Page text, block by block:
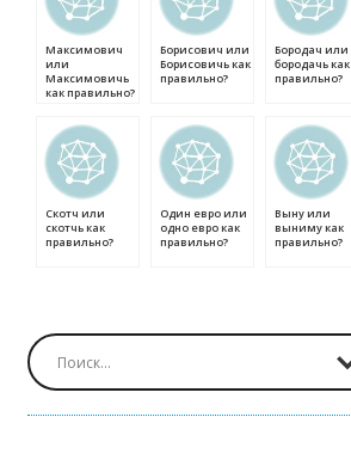
Максимович
или
Максимовичь
как правильно?
Борисович или
Борисовичь как
правильно?
Бородач или
бородачь как
правильно?
Скотч или
скотчь как
правильно?
Один евро или
одно евро как
правильно?
Выну или
выниму как
правильно?